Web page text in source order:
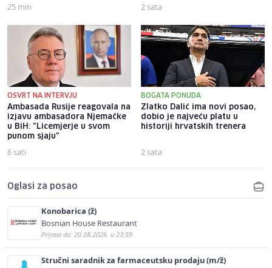
25 min 2 sata
OSVRT NA INTERVJU
Ambasada Rusije reagovala na
izjavu ambasadora Njemačke
u BiH: "Licemjerje u svom
punom sjaju"
6 sati
BOGATA PONUDA
Zlatko Dalić ima novi posao,
dobio je najveću platu u
historiji hrvatskih trenera
2 sata
Oglasi za posao
Konobarica (ž)
Bosnian House Restaurant
Prijava do: 20.08.2026. u 23:59
Stručni saradnik za farmaceutsku prodaju (m/ž)